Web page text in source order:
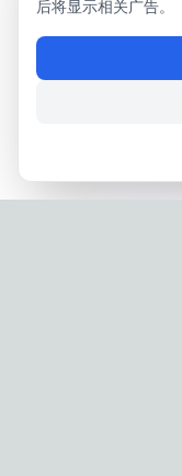
后将显示相关广告。